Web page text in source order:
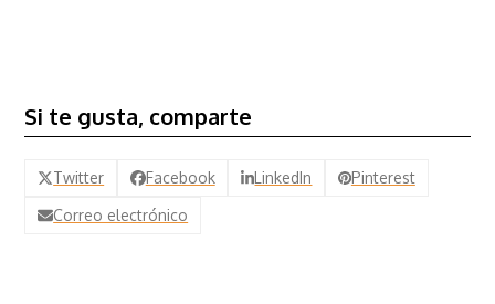
Si te gusta, comparte
Twitter Facebook LinkedIn
Pinterest
Correo electrónico